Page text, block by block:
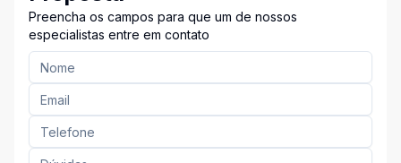
Preencha os campos para que um de nossos
especialistas entre em contato